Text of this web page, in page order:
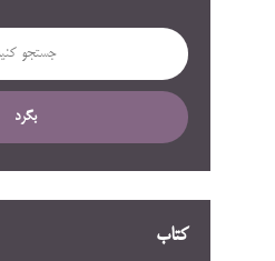
بگرد
کتاب